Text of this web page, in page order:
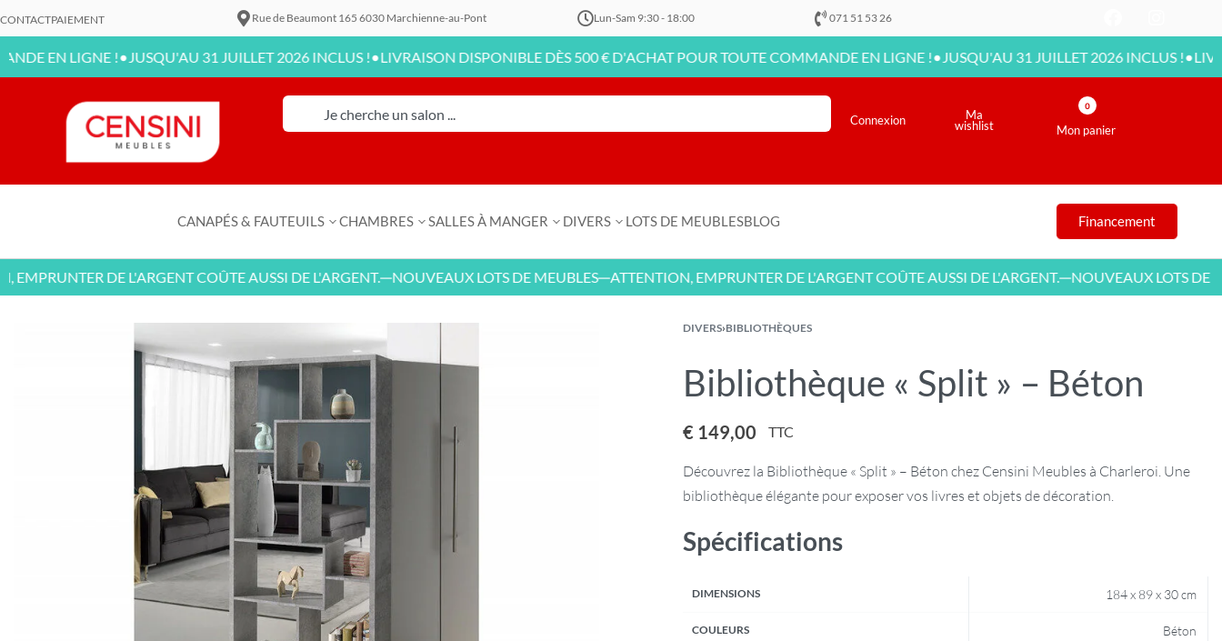
CONTACTPAIEMENT Rue de Beaumont 165 6030 Marchienne-au-Pont Lun-Sam 9:30 - 18:00 071 51 53 26
LIGNE ! •JUSQU'AU 31 JUILLET 2026 INCLUS !•LIVRAISON DISPONIBLE DÈS 500 € D'ACHAT POUR TOUTE COMMANDE EN LIGNE ! •JUSQU'AU 31 JUILLET 2026 INCLUS !•
Connexion Ma
wishlist Mon panier
0
CANAPÉS & FAUTEUILS CHAMBRES SALLES À MANGER DIVERS LOTS DE MEUBLESBLOG Financement
DE L'ARGENT COÛTE AUSSI DE L'ARGENT.—NOUVEAUX LOTS DE MEUBLES—ATTENTION, EMPRUNTER DE L'ARGENT COÛTE AUSSI DE L'ARGENT.—NOUVEAUX LOTS DE
DIVERS›BIBLIOTHÈQUES
Bibliothèque « Split » – Béton
€149,00 TTC
Découvrez la Bibliothèque « Split » – Béton chez Censini Meubles à Charleroi. Une
bibliothèque élégante pour exposer vos livres et objets de décoration.
Spécifications
DIMENSIONS 184 x 89 x 30 cm
COULEURS Béton